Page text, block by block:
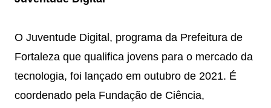
O Juventude Digital, programa da Prefeitura de
Fortaleza que qualifica jovens para o mercado da
tecnologia, foi lançado em outubro de 2021. É
coordenado pela Fundação de Ciência,